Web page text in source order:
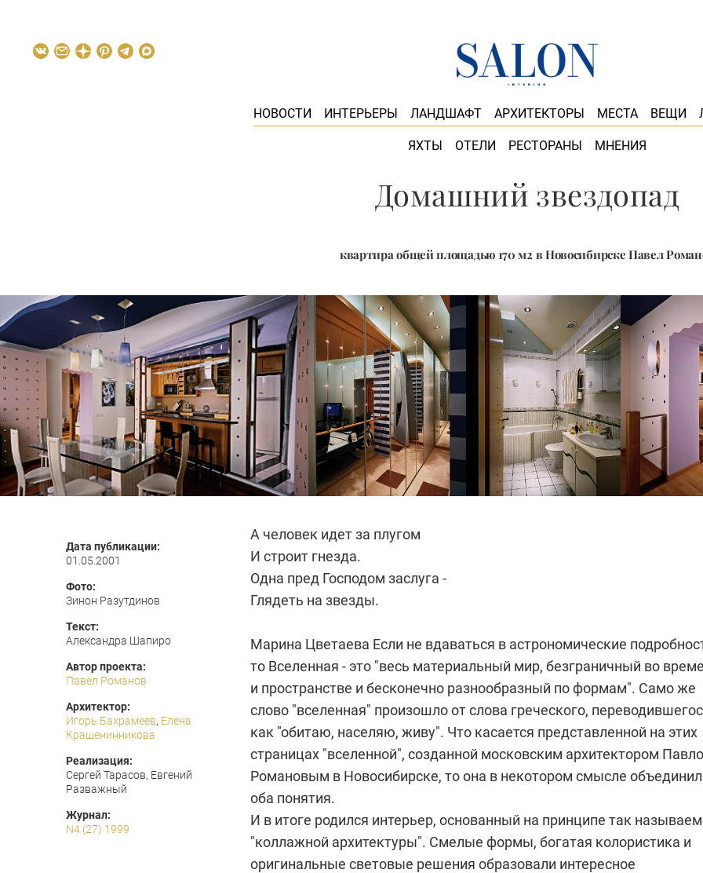
НОВОСТИ ИНТЕРЬЕРЫ ЛАНДШАФТ АРХИТЕКТОРЫ МЕСТА ВЕЩИ
ЯХТЫ ОТЕЛИ РЕСТОРАНЫ МНЕНИЯ
Домашний звездопад
квартира общей площадью 170 м2 в Новосибирске Павел
Дата публикации:
01.05.2001
Фото:
Зинон Разутдинов
Текст:
Александра Шапиро
Автор проекта:
Павел Романов
Архитектор:
Игорь Бахрамеев, Елена
Крашенинникова
Реализация:
Сергей Тарасов, Евгений
Разважный
Журнал:
N4 (27) 1999
А человек идет за плугом
И строит гнезда.
Одна пред Господом заслуга -
Глядеть на звезды.
Марина Цветаева Если не вдаваться в астрономические
то Вселенная - это "весь материальный мир, безграничный во
и пространстве и бесконечно разнообразный по формам". Само же
слово "вселенная" произошло от слова греческого,
как "обитаю, населяю, живу". Что касается представленной на этих
страницах "вселенной", созданной московским архитектором
Романовым в Новосибирске, то она в некотором смысле
оба понятия.
И в итоге родился интерьер, основанный на принципе так
"коллажной архитектуры". Смелые формы, богатая колористика и
оригинальные световые решения образовали интересное